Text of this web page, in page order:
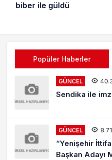
biber ile güldü
Popüler Haberler
GÜNCEL
Sendika ile
GÜNCEL
“Yenişehir